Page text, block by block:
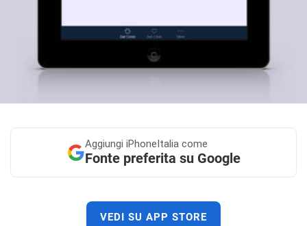
Aggiungi iPhoneItalia come
Fonte preferita su Google
VEDI SU APP STORE